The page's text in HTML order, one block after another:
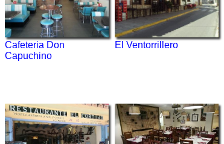
Cafeteria Don
Capuchino
El Ventorrillero